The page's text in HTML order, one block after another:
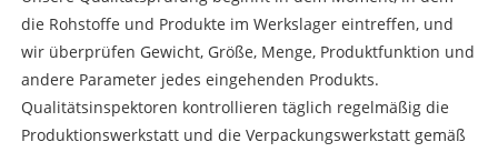
die Rohstoffe und Produkte im Werkslager eintreffen, und
wir überprüfen Gewicht, Größe, Menge, Produktfunktion und
andere Parameter jedes eingehenden Produkts.
Qualitätsinspektoren kontrollieren täglich regelmäßig die
Produktionswerkstatt und die Verpackungswerkstatt gemäß